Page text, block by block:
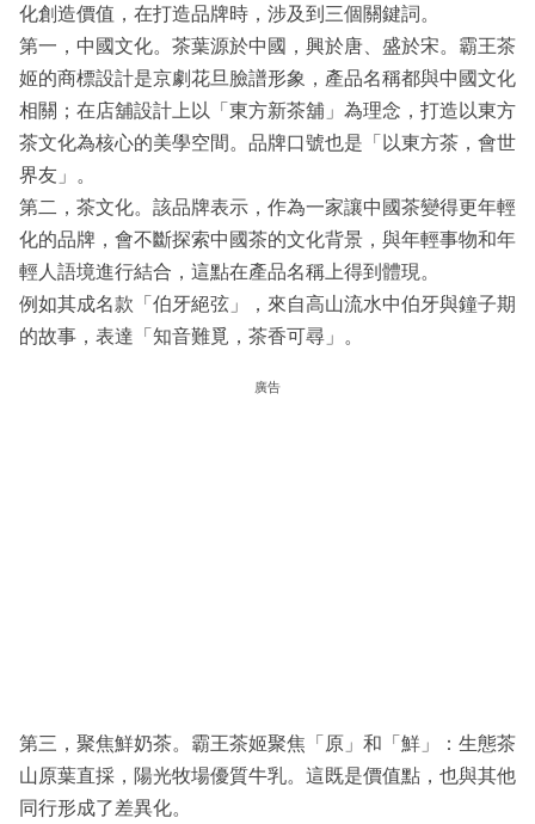
化創造價值，在打造品牌時，涉及到三個關鍵詞。
第一，中國文化。茶葉源於中國，興於唐、盛於宋。霸王茶
姬的商標設計是京劇花旦臉譜形象，產品名稱都與中國文化
相關；在店舖設計上以「東方新茶舖」為理念，打造以東方
茶文化為核心的美學空間。品牌口號也是「以東方茶，會世
界友」。
第二，茶文化。該品牌表示，作為一家讓中國茶變得更年輕
化的品牌，會不斷探索中國茶的文化背景，與年輕事物和年
輕人語境進行結合，這點在產品名稱上得到體現。
例如其成名款「伯牙絕弦」，來自高山流水中伯牙與鐘子期
的故事，表達「知音難覓，茶香可尋」。
廣告
第三，聚焦鮮奶茶。霸王茶姬聚焦「原」和「鮮」：生態茶
山原葉直採，陽光牧場優質牛乳。這既是價值點，也與其他
同行形成了差異化。